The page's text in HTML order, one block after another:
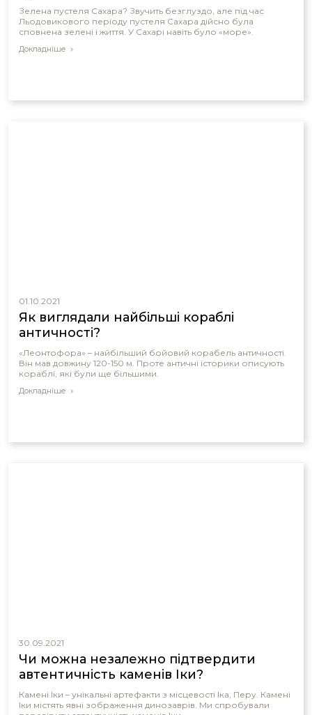
Зелена пустеля Сахара? Звучить безглуздо, але під час
Льодовикового періоду пустеля Сахара дійсно була
сповнена зелені і життя. У Сахарі навіть було «море».
Докладніше
01.10.2021
Як виглядали найбільші кораблі
античності?
«Леонтофора» – найбільший бойовий корабель античності.
Він мав довжину 120-150 м. Проте античні історики описують
кораблі, які були ще більшими.
Докладніше
30.09.2021
Чи можна незалежно підтвердити
автентичність каменів Іки?
Камені Іки – унікальні артефакти з місцевості Іка, Перу. Камені
Іки містять явні зображення динозаврів. Ми спробували